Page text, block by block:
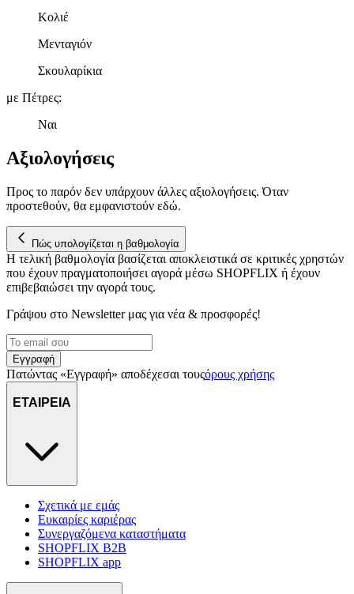
τοποθεσίας μας στους συνεργάτες μέσων κοινωνικής
δικτύωσης, διαφημίσεων και ανάλυσης.
Κολιέ
Μενταγιόν
Σκουλαρίκια
με Πέτρες:
Ναι
Αξιολογήσεις
Προς το παρόν δεν υπάρχουν άλλες αξιολογήσεις. Όταν
προστεθούν, θα εμφανιστούν εδώ.
Πώς υπολογίζεται η βαθμολογία
Η τελική βαθμολογία βασίζεται αποκλειστικά σε κριτικές χρηστών
που έχουν πραγματοποιήσει αγορά μέσω SHOPFLIX ή έχουν
επιβεβαιώσει την αγορά τους.
Γράψου στο Νewsletter μας για νέα & προσφορές!
Εγγραφή
Πατώντας «Εγγραφή» αποδέχεσαι τουςόρους χρήσης
ΕΤΑΙΡΕΙΑ
Σχετικά με εμάς
Ευκαιρίες καριέρας
Συνεργαζόμενα καταστήματα
SHOPFLIX B2B
SHOPFLIX app